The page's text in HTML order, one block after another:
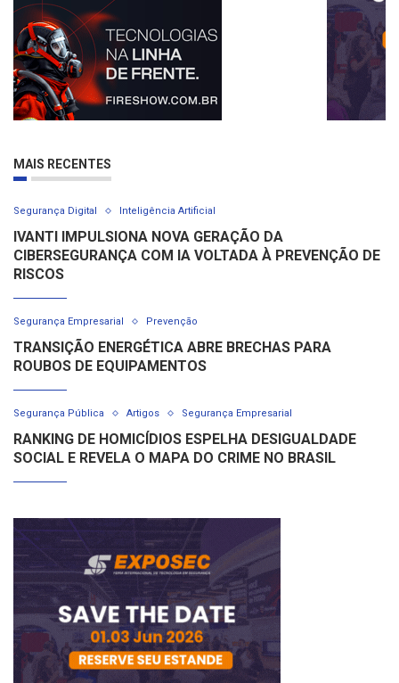
MAIS RECENTES
Segurança Digital Inteligência Artificial
IVANTI IMPULSIONA NOVA GERAÇÃO DA
CIBERSEGURANÇA COM IA VOLTADA À PREVENÇÃO DE
RISCOS
Segurança Empresarial Prevenção
TRANSIÇÃO ENERGÉTICA ABRE BRECHAS PARA
ROUBOS DE EQUIPAMENTOS
Segurança Pública Artigos Segurança Empresarial
RANKING DE HOMICÍDIOS ESPELHA DESIGUALDADE
SOCIAL E REVELA O MAPA DO CRIME NO BRASIL